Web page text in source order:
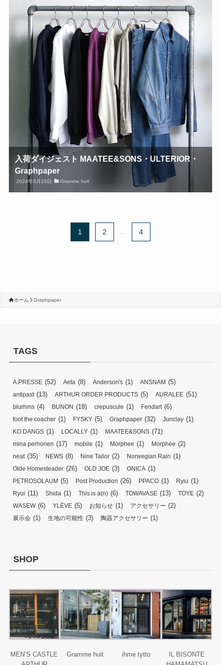
入荷ダイジェスト MAATEE&SONS・ULTERIOR・
Graphpaper
2024年3月15日 Gramme huit
1 2 4
ホーム Graphpaper
TAGS
A.PRESSE (52) Aeta (8) Anderson's (1) ANSNAM (5)
antipast (13) ARTHUR ORDER PRODUCTS (5) AURALEE (51)
blurhms (4) BUNON (18) crepuscule (1) Fendart (6)
foot the coacher (1) FYSKY (5) Graphpaper (32) Junclay (1)
KO DANGS (1) LOCALLY (1) MAATEE&SONS (71)
mina perhonen (17) mobile (1) Morphee (1) Morphée (2)
neat (35) NEWS (8) Nine Tailor (2) Norwegian Rain (1)
Olde Homesteader (26) OLD JOE (3) ONICA (1)
PETROSOLAUM (5) Post Production (26) PPACO (1) Ryiu (1)
Ryui (11) Shida (1) This is a(n) (6) TOWAVASE (13) TOYE (2)
WASEW(6) YLÈVE (5) お知らせ (1) アクセサリー (2)
展示会 (1) 生地の可能性 (3) 陶器アクセサリー (1)
SHOP
MEN’S CASTLE
Gramme huit ihme tytto
IL BISONTE